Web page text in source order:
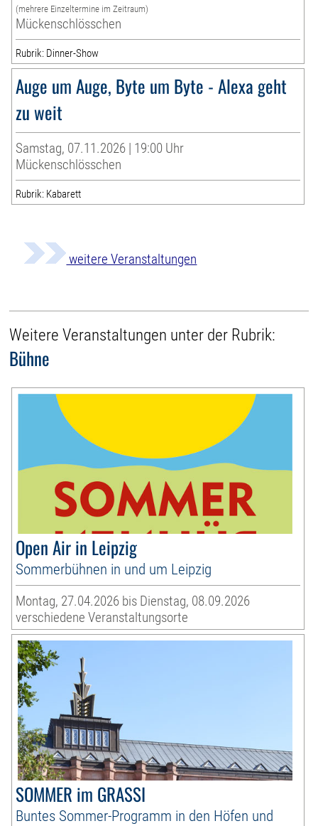
(mehrere Einzeltermine im Zeitraum)
Mückenschlösschen
Rubrik: Dinner-Show
Auge um Auge, Byte um Byte - Alexa geht
zu weit
Samstag, 07.11.2026 | 19:00 Uhr
Mückenschlösschen
Rubrik: Kabarett
weitere Veranstaltungen
Weitere Veranstaltungen unter der Rubrik:
Bühne
Open Air in Leipzig
Sommerbühnen in und um Leipzig
Montag, 27.04.2026 bis Dienstag, 08.09.2026
verschiedene Veranstaltungsorte
SOMMER im GRASSI
Buntes Sommer-Programm in den Höfen und